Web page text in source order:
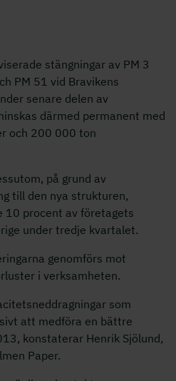
stängningar av PM 3
PM 51 vid Bravikens
senare delen av
därmed permanent med
och 200 000 ton
på grund av
till den nya strukturen,
10 procent av företagets
under tredje kvartalet.
genomförs mot
i verksamheten.
som
att medföra en bättre
konstaterar Henrik Sjölund,
Paper.